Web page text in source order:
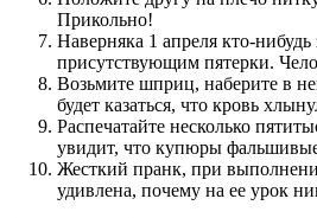
Прикольно!
Наверняка 1 апреля кто-
присутствующим пятерки.
Возьмите шприц, наберите в
будет казаться, что кровь
Распечатайте несколько
увидит, что купюры
Жесткий пранк, при
удивлена, почему на ее урок